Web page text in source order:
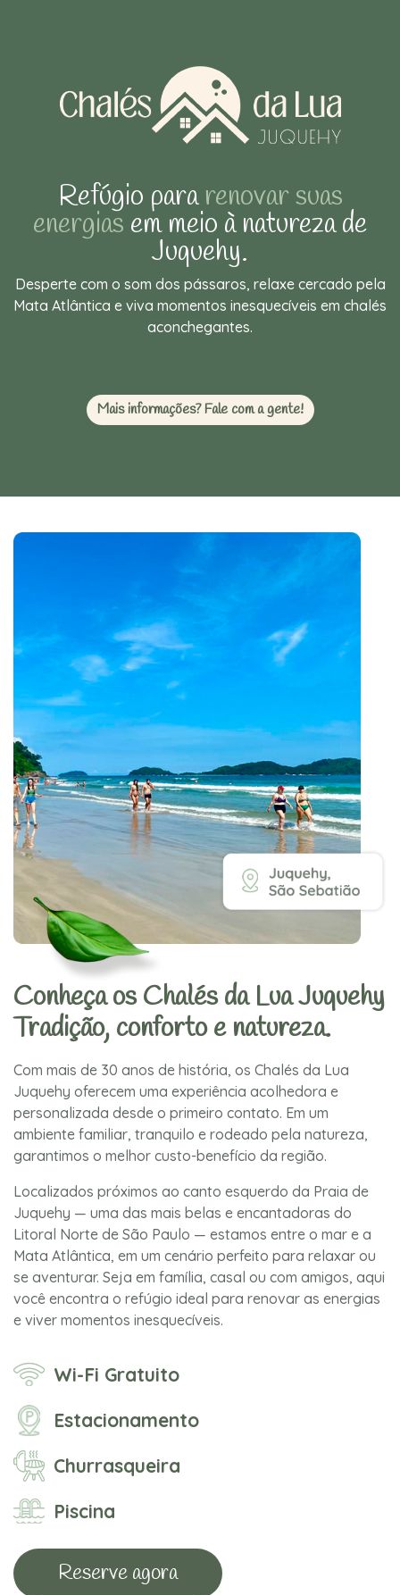
Refúgio pararenovar suas
energias em meio à natureza de
Juquehy.
Desperte com o som dos pássaros, relaxe cercado pela
Mata Atlântica e viva momentos inesquecíveis em chalés
aconchegantes.
Mais informações? Fale com a gente!
Conheça os Chalés da Lua Juquehy
Tradição, conforto e natureza.
Com mais de 30 anos de história, os Chalés da Lua
Juquehy oferecem uma experiência acolhedora e
personalizada desde o primeiro contato. Em um
ambiente familiar, tranquilo e rodeado pela natureza,
garantimos o melhor custo-benefício da região.
Localizados próximos ao canto esquerdo da Praia de
Juquehy — uma das mais belas e encantadoras do
Litoral Norte de São Paulo — estamos entre o mar e a
Mata Atlântica, em um cenário perfeito para relaxar ou
se aventurar. Seja em família, casal ou com amigos, aqui
você encontra o refúgio ideal para renovar as energias
e viver momentos inesquecíveis.
Wi-Fi Gratuito
Estacionamento
Churrasqueira
Piscina
Reserve agora